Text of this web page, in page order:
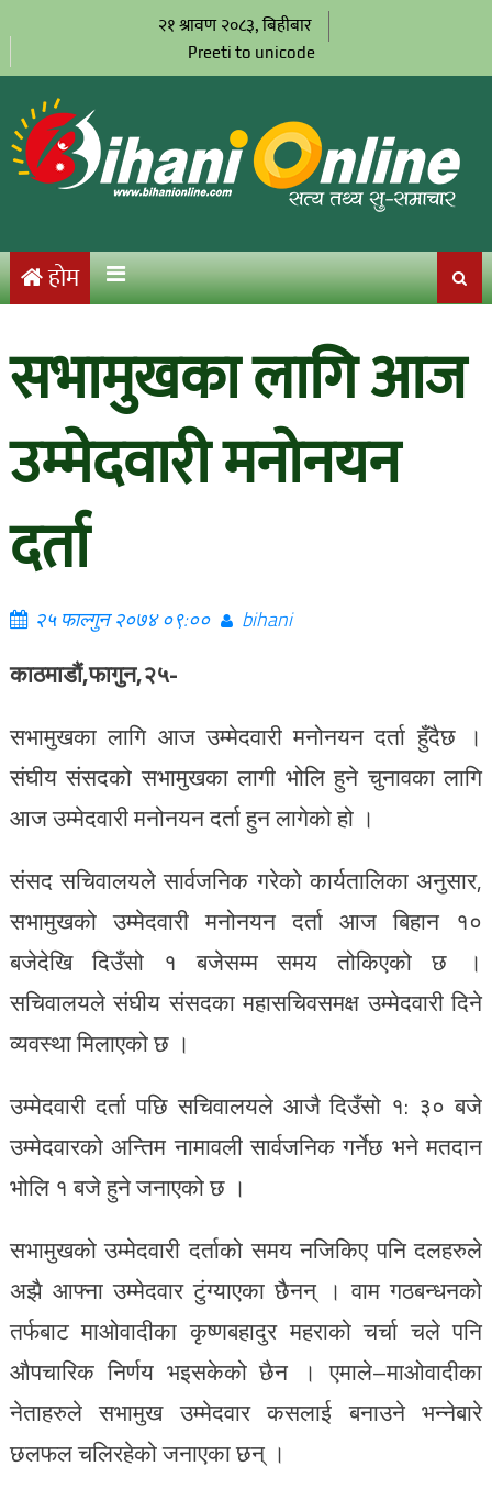
२१ श्रावण २०८३, बिहीबार
Preeti to unicode
होम
सभामुखका लागि आज
उम्मेदवारी मनोनयन
दर्ता
२५ फाल्गुन २०७४ ०९:०० bihani
काठमाडौं,फागुन,२५-
सभामुखका लागि आज उम्मेदवारी मनोनयन दर्ता हुँदैछ ।
संघीय संसदको सभामुखका लागी भोलि हुने चुनावका लागि
आज उम्मेदवारी मनोनयन दर्ता हुन लागेको हो ।
संसद सचिवालयले सार्वजनिक गरेको कार्यतालिका अनुसार,
सभामुखको उम्मेदवारी मनोनयन दर्ता आज बिहान १०
बजेदेखि दिउँसो १ बजेसम्म समय तोकिएको छ ।
सचिवालयले संघीय संसदका महासचिवसमक्ष उम्मेदवारी दिने
व्यवस्था मिलाएको छ ।
उम्मेदवारी दर्ता पछि सचिवालयले आजै दिउँसो १: ३० बजे
उम्मेदवारको अन्तिम नामावली सार्वजनिक गर्नेछ भने मतदान
भोलि १ बजे हुने जनाएको छ ।
सभामुखको उम्मेदवारी दर्ताको समय नजिकिए पनि दलहरुले
अझै आफ्ना उम्मेदवार टुंग्याएका छैनन् । वाम गठबन्धनको
तर्फबाट माओवादीका कृष्णबहादुर महराको चर्चा चले पनि
औपचारिक निर्णय भइसकेको छैन । एमाले–माओवादीका
नेताहरुले सभामुख उम्मेदवार कसलाई बनाउने भन्नेबारे
छलफल चलिरहेको जनाएका छन् ।